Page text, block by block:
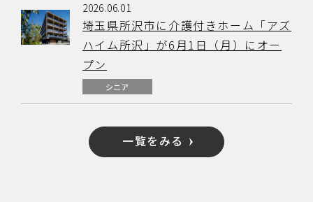
2026.06.01
埼玉県所沢市に介護付きホーム「アズ
ハイム所沢」が6月1日（月）にオー
プン
シニア
一覧をみる